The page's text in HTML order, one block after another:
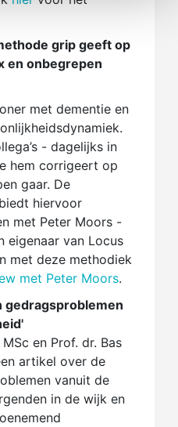
grip geeft op
en onbegrepen
met dementie en
- dagelijks in
hem corrigeert op
gaar. De
hiervoor
met Peter Moors -
eigenaar van Locus
met deze methodiek
met Peter Moors.
gedragsproblemen
en Prof. dr. Bas
artikel over de
vanuit de
in de wijk en